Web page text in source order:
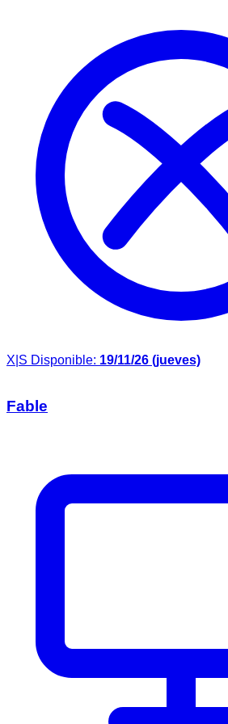
X|S Disponible: 19/11/26 (jueves)
Fable